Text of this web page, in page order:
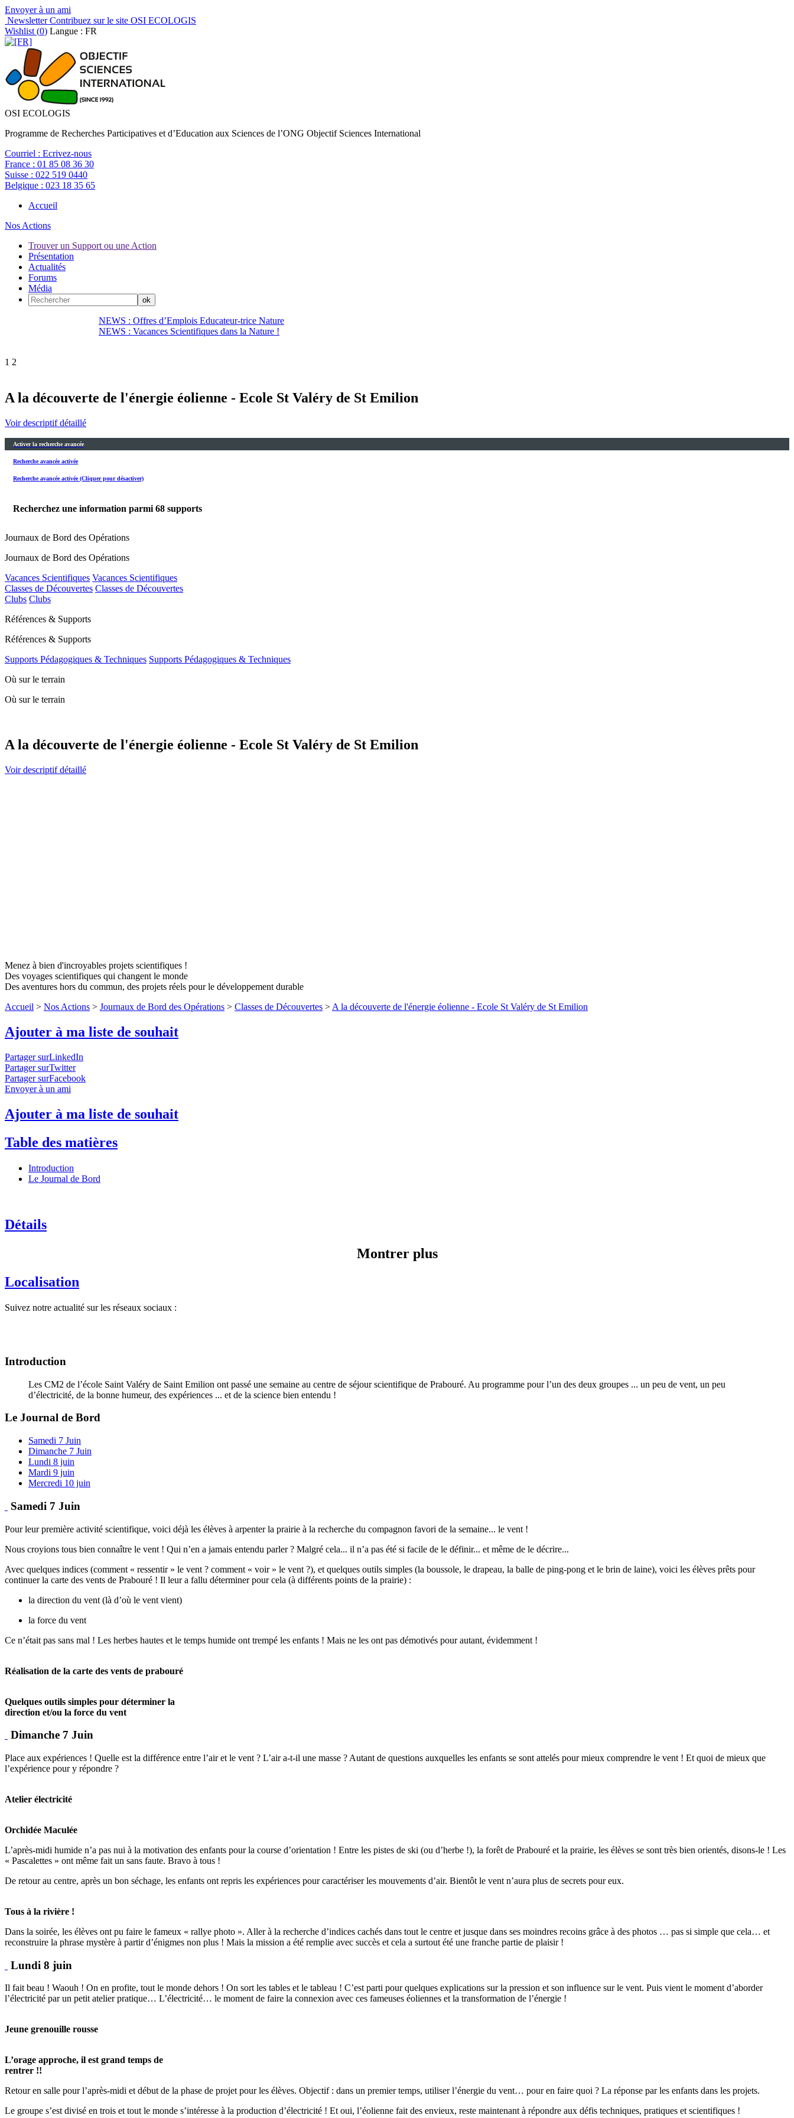
Envoyer à un ami
NewsletterContribuez sur le site OSI ECOLOGIS
Wishlist (0) Langue : FR
OSI ECOLOGIS
Programme de Recherches Participatives et d’Education aux Sciences de l’ONG Objectif Sciences International
Courriel : Ecrivez-nous
France : 01 85 08 36 30
Suisse : 022 519 0440
Belgique : 023 18 35 65
Accueil
Nos Actions
Trouver un Support ou une Action
Présentation
Actualités
Forums
Média
NEWS : Offres d’Emplois Educateur-trice Nature
NEWS : Vacances Scientifiques dans la Nature !
1 2
A la découverte de l'énergie éolienne - Ecole St Valéry de St Emilion
Voir descriptif détaillé
Activer la recherche avancée
Recherche avancée activée
Recherche avancée activée (Cliquer pour désactiver)
Recherchez une information parmi 68 supports
Journaux de Bord des Opérations
Journaux de Bord des Opérations
Vacances Scientifiques Vacances Scientifiques
Classes de Découvertes Classes de Découvertes
Clubs Clubs
Références & Supports
Références & Supports
Supports Pédagogiques & Techniques Supports Pédagogiques & Techniques
Où sur le terrain
Où sur le terrain
A la découverte de l'énergie éolienne - Ecole St Valéry de St Emilion
Voir descriptif détaillé
Menez à bien d'incroyables projets scientifiques !
Des voyages scientifiques qui changent le monde
Des aventures hors du commun, des projets réels pour le développement durable
Accueil > Nos Actions > Journaux de Bord des Opérations > Classes de Découvertes > A la découverte de l'énergie éolienne - Ecole St Valéry de St Emilion
Ajouter à ma liste de souhait
Partager surLinkedIn
Partager surTwitter
Partager surFacebook
Envoyer à un ami
Ajouter à ma liste de souhait
Table des matières
Introduction
Le Journal de Bord
Détails
Montrer plus
Localisation
Suivez notre actualité sur les réseaux sociaux :
Introduction
Les CM2 de l’école Saint Valéry de Saint Emilion ont passé une semaine au centre de séjour scientifique de Prabouré. Au programme pour l’un des deux groupes ... un peu de vent, un peu
d’électricité, de la bonne humeur, des expériences ... et de la science bien entendu !
Le Journal de Bord
Samedi 7 Juin
Dimanche 7 Juin
Lundi 8 juin
Mardi 9 juin
Mercredi 10 juin
Samedi 7 Juin
Pour leur première activité scientifique, voici déjà les élèves à arpenter la prairie à la recherche du compagnon favori de la semaine... le vent !
Nous croyions tous bien connaître le vent ! Qui n’en a jamais entendu parler ? Malgré cela... il n’a pas été si facile de le définir... et même de le décrire...
Avec quelques indices (comment « ressentir » le vent ? comment « voir » le vent ?), et quelques outils simples (la boussole, le drapeau, la balle de ping-pong et le brin de laine), voici les élèves prêts pour
continuer la carte des vents de Prabouré ! Il leur a fallu déterminer pour cela (à différents points de la prairie) :
la direction du vent (là d’où le vent vient)
la force du vent
Ce n’était pas sans mal ! Les herbes hautes et le temps humide ont trempé les enfants ! Mais ne les ont pas démotivés pour autant, évidemment !
Réalisation de la carte des vents de prabouré
Quelques outils simples pour déterminer la
direction et/ou la force du vent
Dimanche 7 Juin
Place aux expériences ! Quelle est la différence entre l’air et le vent ? L’air a-t-il une masse ? Autant de questions auxquelles les enfants se sont attelés pour mieux comprendre le vent ! Et quoi de mieux que
l’expérience pour y répondre ?
Atelier électricité
Orchidée Maculée
L’après-midi humide n’a pas nui à la motivation des enfants pour la course d’orientation ! Entre les pistes de ski (ou d’herbe !), la forêt de Prabouré et la prairie, les élèves se sont très bien orientés, disons-le ! Les
« Pascalettes » ont même fait un sans faute. Bravo à tous !
De retour au centre, après un bon séchage, les enfants ont repris les expériences pour caractériser les mouvements d’air. Bientôt le vent n’aura plus de secrets pour eux.
Tous à la rivière !
Dans la soirée, les élèves ont pu faire le fameux « rallye photo ». Aller à la recherche d’indices cachés dans tout le centre et jusque dans ses moindres recoins grâce à des photos … pas si simple que cela… et
reconstruire la phrase mystère à partir d’énigmes non plus ! Mais la mission a été remplie avec succès et cela a surtout été une franche partie de plaisir !
Lundi 8 juin
Il fait beau ! Waouh ! On en profite, tout le monde dehors ! On sort les tables et le tableau ! C’est parti pour quelques explications sur la pression et son influence sur le vent. Puis vient le moment d’aborder
l’électricité par un petit atelier pratique… L’électricité… le moment de faire la connexion avec ces fameuses éoliennes et la transformation de l’énergie !
Jeune grenouille rousse
L’orage approche, il est grand temps de
rentrer !!
Retour en salle pour l’après-midi et début de la phase de projet pour les élèves. Objectif : dans un premier temps, utiliser l’énergie du vent… pour en faire quoi ? La réponse par les enfants dans les projets.
Le groupe s’est divisé en trois et tout le monde s’intéresse à la production d’électricité ! Et oui, l’éolienne fait des envieux, reste maintenant à répondre aux défis techniques, pratiques et scientifiques !